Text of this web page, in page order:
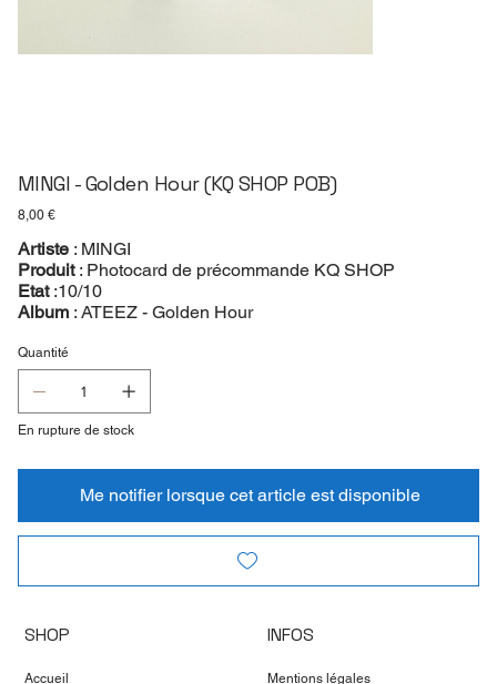
MINGI - Golden Hour (KQ SHOP POB)
Prix
8,00 €
Artiste : MINGI
Produit : Photocard de précommande KQ SHOP
Etat :10/10
Album : ATEEZ - Golden Hour
Quantité
En rupture de stock
Me notifier lorsque cet article est disponible
SHOP
Accueil
INFOS
Mentions légales